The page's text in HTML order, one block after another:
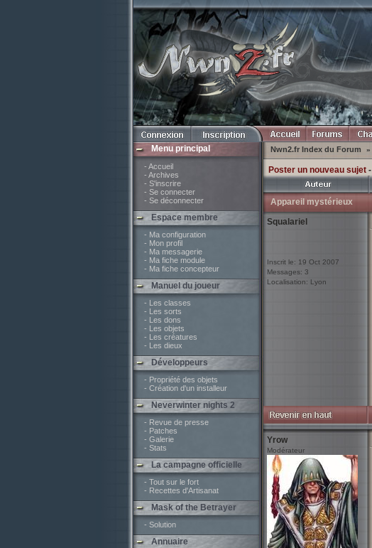
Menu principal
- Accueil
- Archives
- S'inscrire
- Se connecter
- Se déconnecter
Espace membre
- Ma configuration
- Mon profil
- Ma messagerie
- Ma fiche module
- Ma fiche concepteur
Manuel du joueur
- Les classes
- Les sorts
- Les dons
- Les objets
- Les créatures
- Les dieux
Développeurs
- Propriété des objets
- Création d'un installeur
Neverwinter nights 2
- Revue de presse
- Patches
- Galerie
- Stats
La campagne officielle
- Tout sur le fort
- Recettes d'Artisanat
Mask of the Betrayer
- Solution
Annuaire
Nwn2.fr Index du Forum »
Poster un nouveau sujet-
Appareil mystérieux
Squalariel
Inscrit le: 19 Oct 2007
Messages: 3
Localisation: Lyon
Yrow
Modérateur